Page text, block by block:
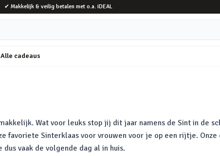
✔ Makkelijk & veilig betalen met o.a. iDEAL
Alle cadeaus
Wat voor leuks stop jij dit jaar namens de Sint in de
favoriete Sinterklaas voor vrouwen voor je op een rijtje.
dus vaak de volgende dag al in huis.